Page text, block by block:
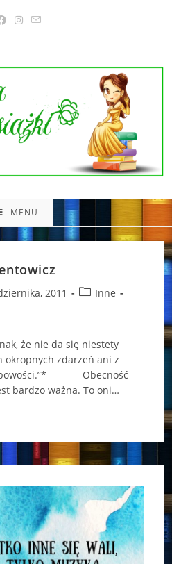
MENU
2011
PostInne
że nie da się niestety
okropnych zdarzeń ani z
Obecność
bardzo ważna. To oni…